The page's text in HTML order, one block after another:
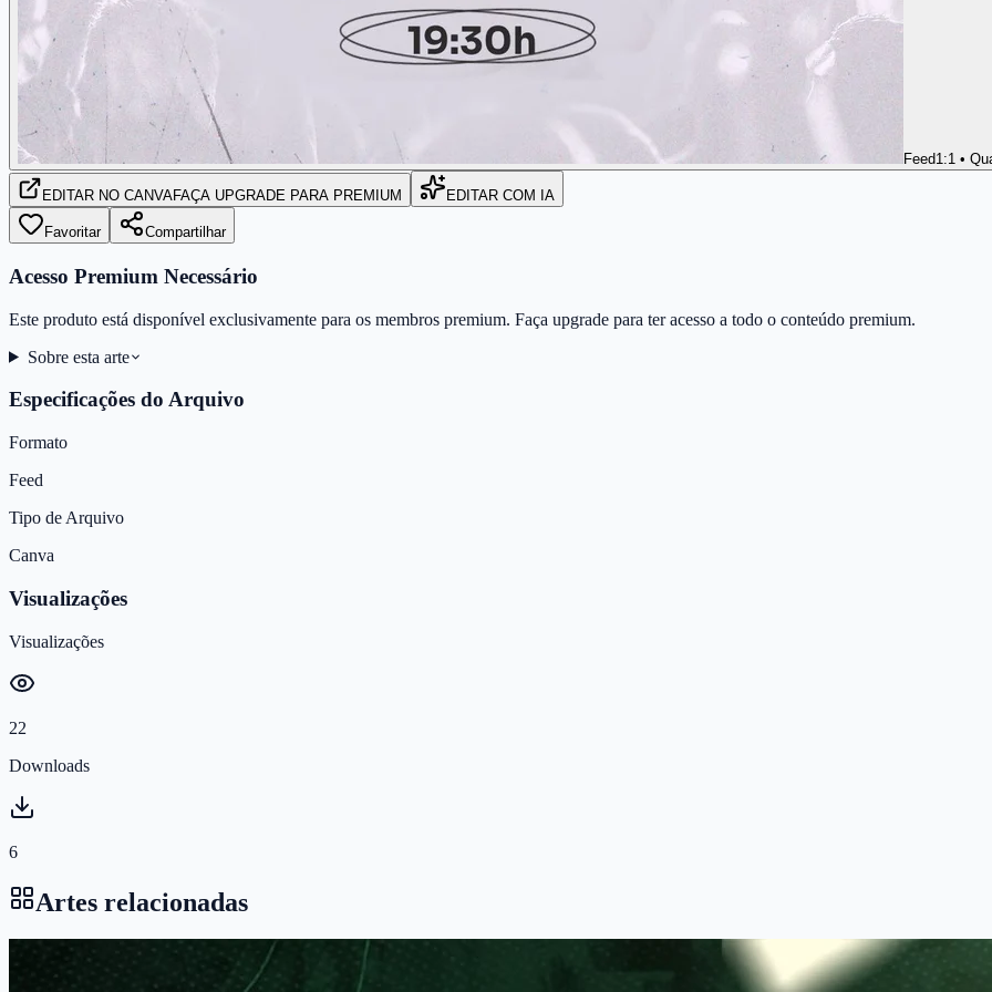
Feed1:1 •
EDITAR NO CANVAFAÇA UPGRADE PARA PREMIUM EDITAR COM IA
Favoritar Compartilhar
Acesso Premium Necessário
Este produto está disponível exclusivamente para os membros premium. Faça upgrade para ter acesso a todo o conteúdo premium.
Sobre esta arte
Especificações do Arquivo
Formato
Feed
Tipo de Arquivo
Canva
Visualizações
Visualizações
22
Downloads
6
Artes relacionadas